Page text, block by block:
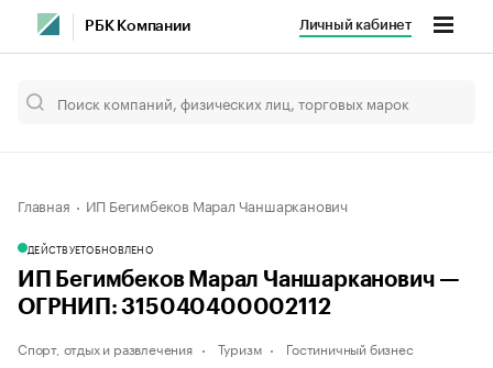
РБК Компании Личный кабинет
Главная ИП Бегимбеков Марал Чаншарканович
ДЕЙСТВУЕТОБНОВЛЕНО
ИП Бегимбеков Марал Чаншарканович —
ОГРНИП: 315040400002112
Спорт, отдых и развлечения Туризм Гостиничный бизнес